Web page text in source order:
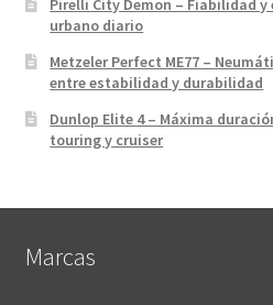
Pirelli City Demon – Fiabilidad
urbano diario
Metzeler Perfect ME77 –
entre estabilidad y durabilidad
Dunlop Elite 4 – Máxima
touring y cruiser
Marcas